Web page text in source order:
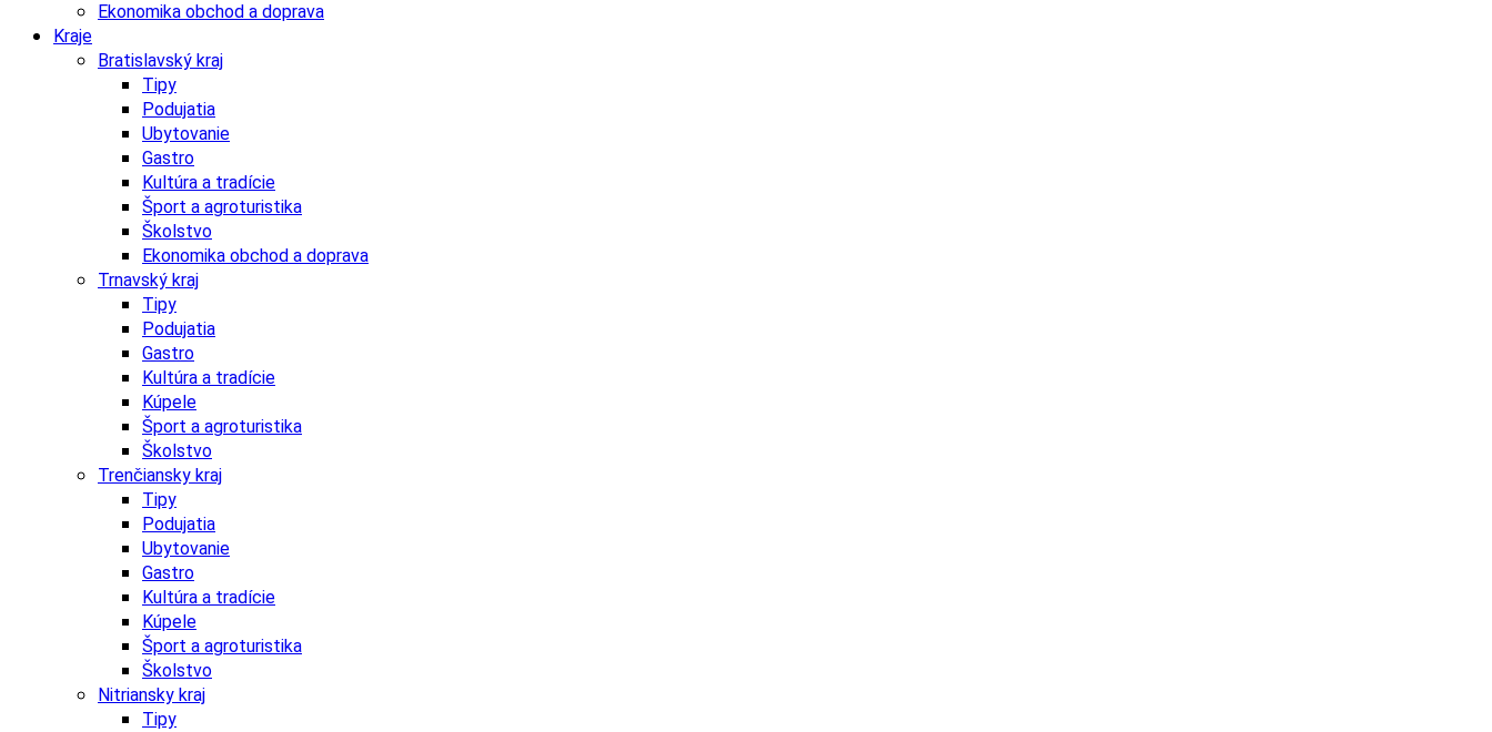
Ekonomika obchod a doprava
Kraje
Bratislavský kraj
Tipy
Podujatia
Ubytovanie
Gastro
Kultúra a tradície
Šport a agroturistika
Školstvo
Ekonomika obchod a doprava
Trnavský kraj
Tipy
Podujatia
Gastro
Kultúra a tradície
Kúpele
Šport a agroturistika
Školstvo
Trenčiansky kraj
Tipy
Podujatia
Ubytovanie
Gastro
Kultúra a tradície
Kúpele
Šport a agroturistika
Školstvo
Nitriansky kraj
Tipy